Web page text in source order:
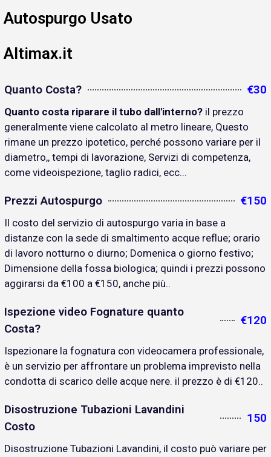
Autospurgo Usato
Altimax.it
Quanto Costa? €30
Quanto costa riparare il tubo dall'interno? il prezzo
generalmente viene calcolato al metro lineare, Questo
rimane un prezzo ipotetico, perché possono variare per il
diametro,, tempi di lavorazione, Servizi di competenza,
come videoispezione, taglio radici, ecc...
Prezzi Autospurgo €150
Il costo del servizio di autospurgo varia in base a
distanze con la sede di smaltimento acque reflue; orario
di lavoro notturno o diurno; Domenica o giorno festivo;
Dimensione della fossa biologica; quindi i prezzi possono
aggirarsi da €100 a €150, anche più..
Ispezione video Fognature quanto
Costa?
€120
Ispezionare la fognatura con videocamera professionale,
è un servizio per affrontare un problema imprevisto nella
condotta di scarico delle acque nere. il prezzo è di €120..
Disostruzione Tubazioni Lavandini
Costo
150
Disostruzione Tubazioni Lavandini, il costo può variare per